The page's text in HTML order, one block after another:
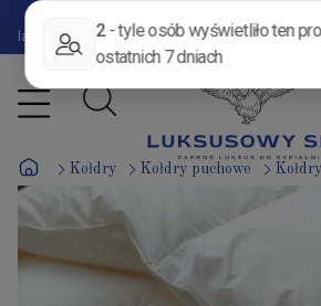
DODATKOWY RABAT -5%z kodem: LATO
- do
lata pozostało
46 dni 18 godzin 14
Kołdry Kołdry puchowe